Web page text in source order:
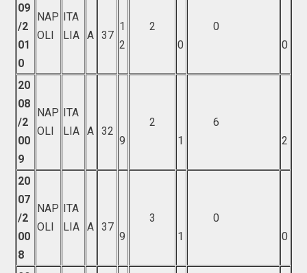
09
/2
01
0
NAP
OLI
ITA
LIA A 37
1
2
2
0
0
0
20
08
/2
00
9
NAP
OLI
ITA
LIA A 32
9
2
1
6
2
20
07
/2
00
8
NAP
OLI
ITA
LIA A 37
9
3
1
0
0